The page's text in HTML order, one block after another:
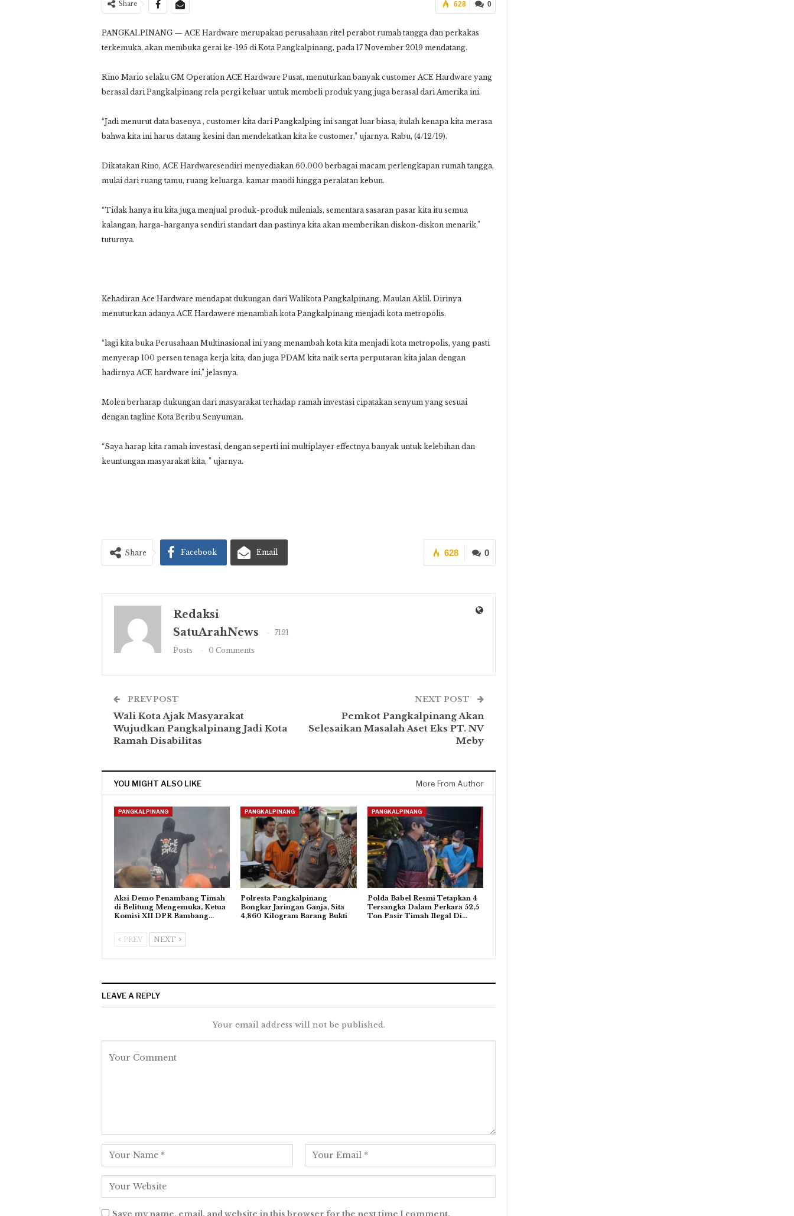
0
628
Share
PANGKALPINANG — ACE Hardware merupakan perusahaan ritel perabot rumah tangga dan perkakas
terkemuka, akan membuka gerai ke-195 di Kota Pangkalpinang, pada 17 November 2019 mendatang.
Rino Mario selaku GM Operation ACE Hardware Pusat, menuturkan banyak customer ACE Hardware yang
berasal dari Pangkalpinang rela pergi keluar untuk membeli produk yang juga berasal dari Amerika ini.
“Jadi menurut data basenya , customer kita dari Pangkalping ini sangat luar biasa, itulah kenapa kita merasa
bahwa kita ini harus datang kesini dan mendekatkan kita ke customer,” ujarnya. Rabu, (4/12/19).
Dikatakan Rino, ACE Hardwaresendiri menyediakan 60.000 berbagai macam perlengkapan rumah tangga,
mulai dari ruang tamu, ruang keluarga, kamar mandi hingga peralatan kebun.
“Tidak hanya itu kita juga menjual produk-produk milenials, sementara sasaran pasar kita itu semua
kalangan, harga-harganya sendiri standart dan pastinya kita akan memberikan diskon-diskon menarik,”
tuturnya.
Kehadiran Ace Hardware mendapat dukungan dari Walikota Pangkalpinang, Maulan Aklil. Dirinya
menuturkan adanya ACE Hardawere menambah kota Pangkalpinang menjadi kota metropolis.
“lagi kita buka Perusahaan Multinasional ini yang menambah kota kita menjadi kota metropolis, yang pasti
menyerap 100 persen tenaga kerja kita, dan juga PDAM kita naik serta perputaran kita jalan dengan
hadirnya ACE hardware ini,” jelasnya.
Molen berharap dukungan dari masyarakat terhadap ramah investasi cipatakan senyum yang sesuai
dengan tagline Kota Beribu Senyuman.
“Saya harap kita ramah investasi, dengan seperti ini multiplayer effectnya banyak untuk kelebihan dan
keuntungan masyarakat kita, ” ujarnya.
0
628
Share Facebook Email
Redaksi
SatuArahNews
7121
Posts
0 Comments
PREV POST
Wali Kota Ajak Masyarakat
Wujudkan Pangkalpinang Jadi Kota
Ramah Disabilitas
NEXT POST
Pemkot Pangkalpinang Akan
Selesaikan Masalah Aset Eks PT. NV
Meby
YOU MIGHT ALSO LIKE More From Author
PANGKALPINANG
Aksi Demo Penambang Timah
di Belitung Mengemuka, Ketua
Komisi XII DPR Bambang…
PANGKALPINANG
Polresta Pangkalpinang
Bongkar Jaringan Ganja, Sita
4,860 Kilogram Barang Bukti
PANGKALPINANG
Polda Babel Resmi Tetapkan 4
Tersangka Dalam Perkara 52,5
Ton Pasir Timah Ilegal Di…
PREV NEXT
LEAVE A REPLY
Your email address will not be published.
Save my name, email, and website in this browser for the next time I comment.